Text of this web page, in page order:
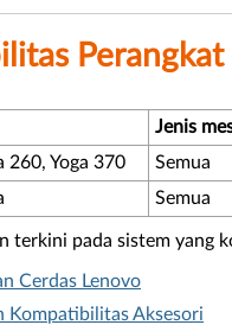
Perangkat
Jenis
260, Yoga 370 Semua
Semua
terkini pada sistem yang
Cerdas Lenovo
Kompatibilitas Aksesori